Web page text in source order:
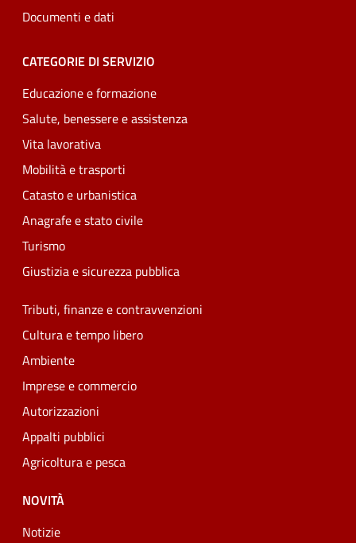
Documenti e dati
CATEGORIE DI SERVIZIO
Educazione e formazione
Salute, benessere e assistenza
Vita lavorativa
Mobilità e trasporti
Catasto e urbanistica
Anagrafe e stato civile
Turismo
Giustizia e sicurezza pubblica
Tributi, finanze e contravvenzioni
Cultura e tempo libero
Ambiente
Imprese e commercio
Autorizzazioni
Appalti pubblici
Agricoltura e pesca
NOVITÀ
Notizie